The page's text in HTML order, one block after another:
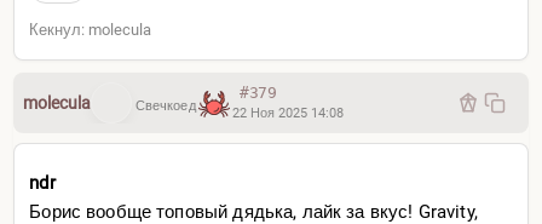
Кекнул: molecula
molecula Свечкоед
#379
22 Ноя 2025 14:08
ndr
Борис вообще топовый дядька, лайк за вкус! Gravity,